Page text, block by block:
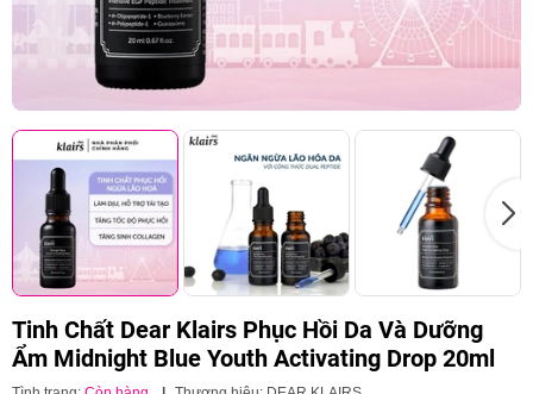
Tinh Chất Dear Klairs Phục Hồi Da Và Dưỡng
Ẩm Midnight Blue Youth Activating Drop 20ml